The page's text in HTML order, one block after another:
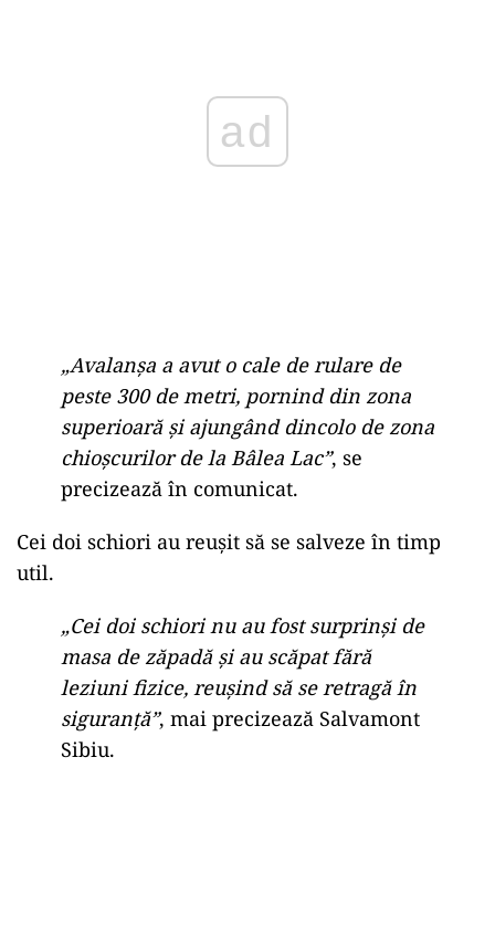
ad
„Avalanșa a avut o cale de rulare de
peste 300 de metri, pornind din zona
superioară și ajungând dincolo de zona
chioșcurilor de la Bâlea Lac”, se
precizează în comunicat.
Cei doi schiori au reușit să se salveze în timp
util.
„Cei doi schiori nu au fost surprinși de
masa de zăpadă și au scăpat fără
leziuni fizice, reușind să se retragă în
siguranță”, mai precizează Salvamont
Sibiu.